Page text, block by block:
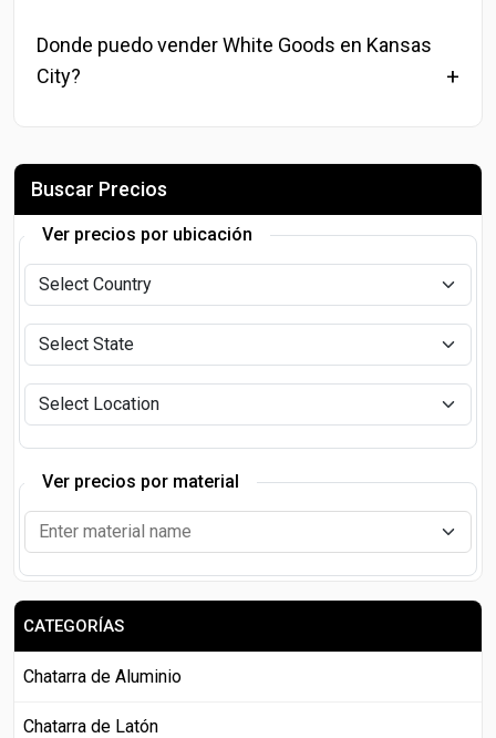
Donde puedo vender White Goods en Kansas
City?
Buscar Precios
Ver precios por ubicación
Ver precios por material
CATEGORÍAS
Chatarra de Aluminio
Chatarra de Latón